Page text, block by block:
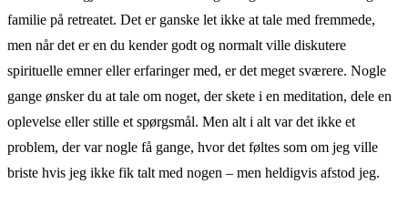
familie på retreatet. Det er ganske let ikke at tale med fremmede,
men når det er en du kender godt og normalt ville diskutere
spirituelle emner eller erfaringer med, er det meget sværere. Nogle
gange ønsker du at tale om noget, der skete i en meditation, dele en
oplevelse eller stille et spørgsmål. Men alt i alt var det ikke et
problem, der var nogle få gange, hvor det føltes som om jeg ville
briste hvis jeg ikke fik talt med nogen – men heldigvis afstod jeg.